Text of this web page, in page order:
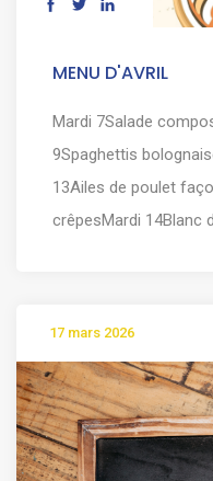
MENU D'AVRIL
Mardi 7Salade
9Spaghettis
13Ailes de poulet
crêpesMardi 14Blanc
17 mars 2026